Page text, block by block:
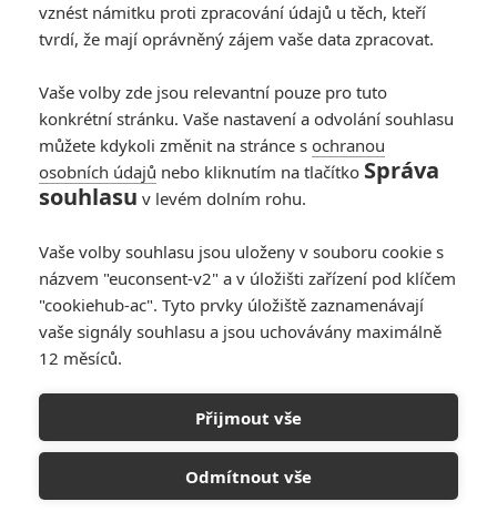
To
Originální název:
It
Český název: To
Premiéra:05.09.2017
Česká premiéra:
Žánr: Dobrodružný,Drama,Thriller,Horor
Románové To se odehrává ve dvou časových rovinách. V té první
na sebe tajemná bytost bere podobu klauna a terorizuje skupinku
dospívajících dětí, v malém americkém městečku. Ve druhé jsou už
vznést námitku proti zpracování údajů u těch, kteří
tvrdí, že mají oprávněný zájem vaše data zpracovat.
Vaše volby zde jsou relevantní pouze pro tuto
konkrétní stránku. Vaše nastavení a odvolání souhlasu
můžete kdykoli změnit na stránce s ochranou
osobních údajů nebo kliknutím na tlačítko Správa
souhlasu v levém dolním rohu.
Vaše volby souhlasu jsou uloženy v souboru cookie s
názvem "euconsent-v2" a v úložišti zařízení pod klíčem
"cookiehub-ac". Tyto prvky úložiště zaznamenávají
vaše signály souhlasu a jsou uchovávány maximálně
12 měsíců.
Přijmout vše
Odmítnout vše